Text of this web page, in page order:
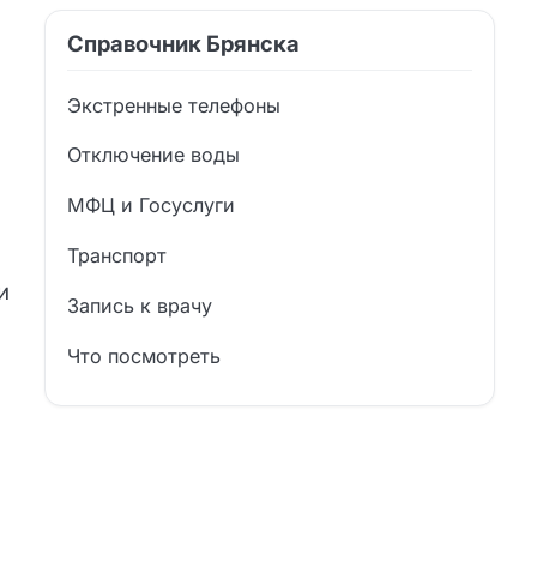
Справочник Брянска
Экстренные телефоны
Отключение воды
МФЦ и Госуслуги
Транспорт
Запись к врачу
Что посмотреть